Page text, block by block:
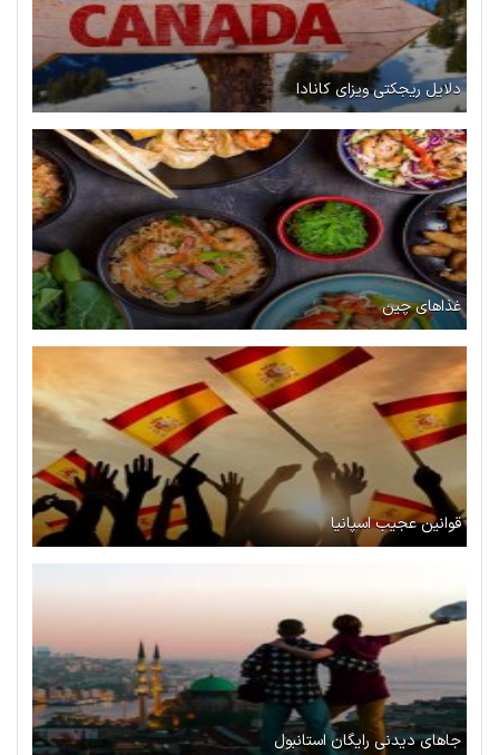
دلایل ریجکتی ویزای کانادا
غذاهای چین
قوانین عجیب اسپانیا
جاهای دیدنی رایگان استانبول